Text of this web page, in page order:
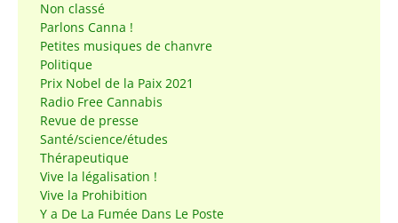
Non classé
Parlons Canna !
Petites musiques de chanvre
Politique
Prix Nobel de la Paix 2021
Radio Free Cannabis
Revue de presse
Santé/science/études
Thérapeutique
Vive la légalisation !
Vive la Prohibition
Y a De La Fumée Dans Le Poste